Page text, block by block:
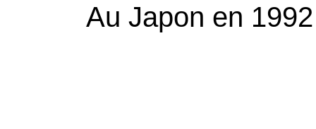
Au Japon en